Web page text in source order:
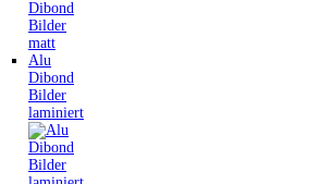
Alu
Dibond
Bilder
laminiert